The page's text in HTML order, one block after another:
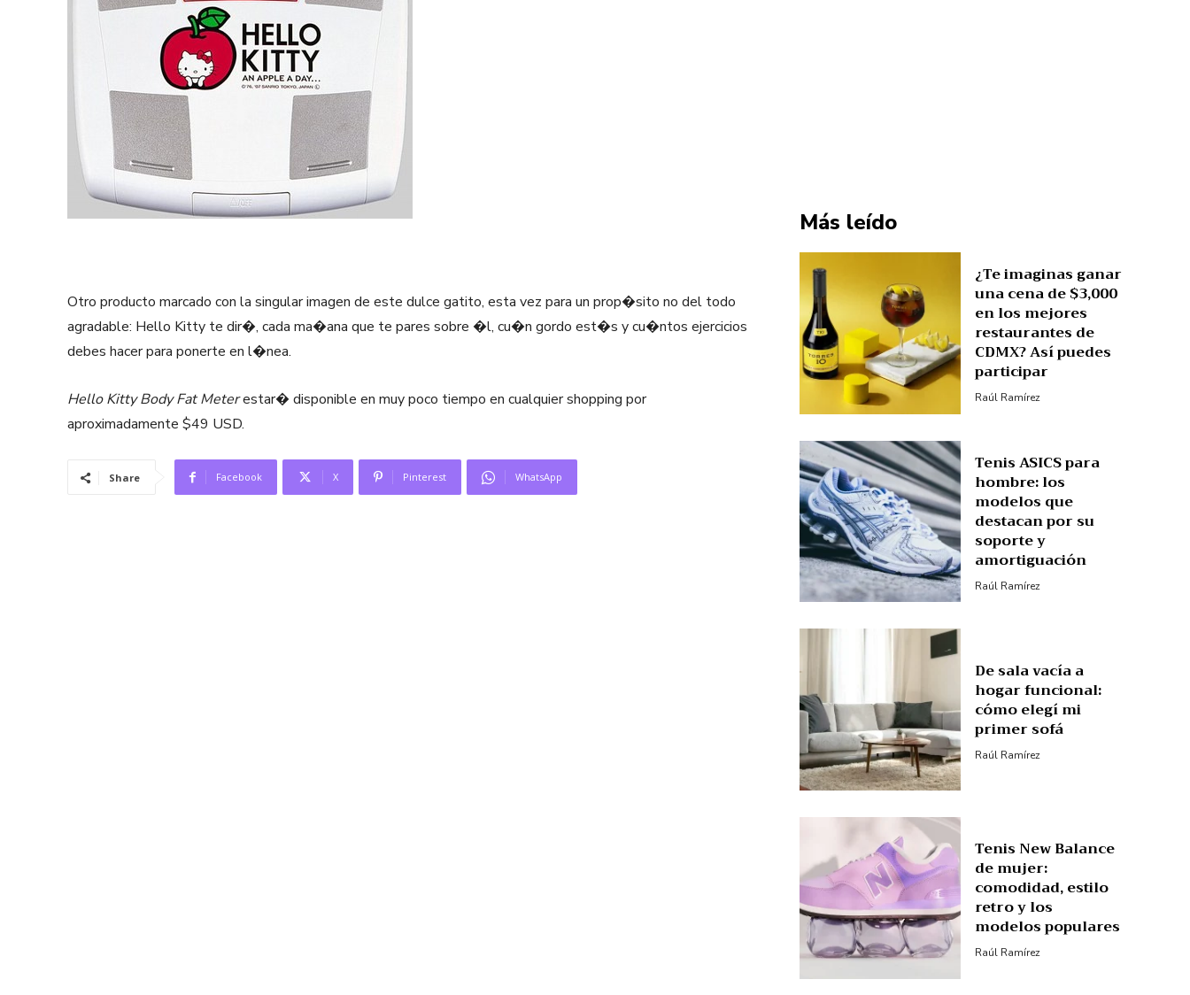
Otro producto marcado con la singular imagen de este dulce gatito, esta vez para un prop�sito no del todo
agradable: Hello Kitty te dir�, cada ma�ana que te pares sobre �l, cu�n gordo est�s y cu�ntos ejercicios
debes hacer para ponerte en l�nea.
Hello Kitty Body Fat Meterestar� disponible en muy poco tiempo en cualquier shopping por
aproximadamente $49 USD.
Share Facebook X Pinterest WhatsApp
Más leído
¿Te imaginas ganar
una cena de $3,000
en los mejores
restaurantes de
CDMX? Así puedes
participar
Raúl Ramírez
Tenis ASICS para
hombre: los
modelos que
destacan por su
soporte y
amortiguación
Raúl Ramírez
De sala vacía a
hogar funcional:
cómo elegí mi
primer sofá
Raúl Ramírez
Tenis New Balance
de mujer:
comodidad, estilo
retro y los
modelos populares
Raúl Ramírez